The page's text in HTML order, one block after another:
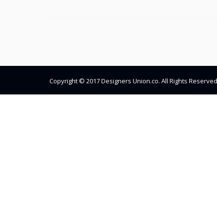
Copyright © 2017 Designers Union.co. All Rights